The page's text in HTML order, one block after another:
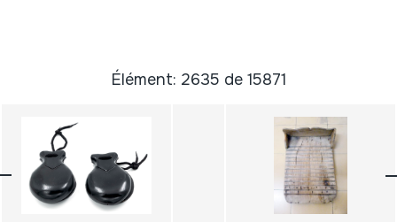
Élément: 2635 de 15871